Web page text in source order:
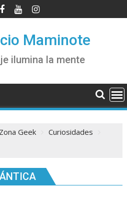
Maminote
ilumina la mente
Zona Geek
Curiosidades